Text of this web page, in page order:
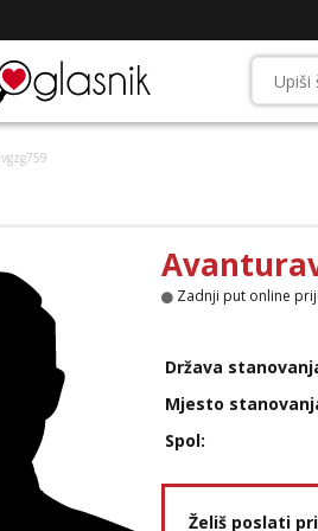
Zadnji put online
Država
Mjesto
Spol:
Želiš poslati